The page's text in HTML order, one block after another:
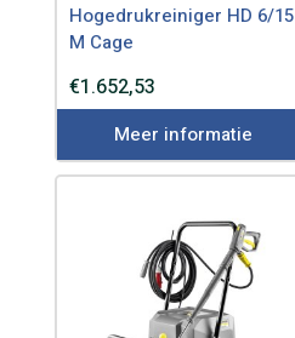
Hogedrukreiniger HD 6/15
M Cage
€1.652,53
Meer informatie